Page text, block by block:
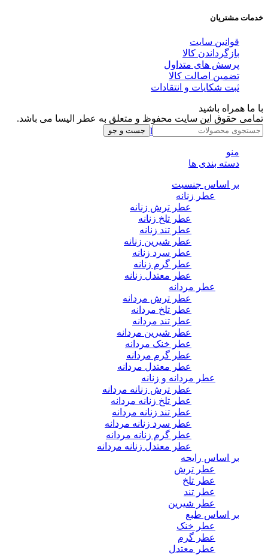
خدمات مشتریان
قوانین سایت
بازگرداندن کالا
پرسش های متداول
تضمین اصالت کالا
ثبت شکایات و انتقادات
با ما همراه باشید
Telegram Whatsapp Instagram
تمامی حقوق این سایت محفوظ و متعلق به عطر الیسا می باشد.
جست و جو
منو
دسته بندی ها
بر اساس جنسیت
عطر زنانه
عطر ترش زنانه
عطر تلخ زنانه
عطر تند زنانه
عطر شیرین زنانه
عطر سرد زنانه
عطر گرم زنانه
عطر معتدل زنانه
عطر مردانه
عطر ترش مردانه
عطر تلخ مردانه
عطر تند مردانه
عطر شیرین مردانه
عطر خنک مردانه
عطر گرم مردانه
عطر معتدل مردانه
عطر مردانه و زنانه
عطر ترش زنانه مردانه
عطر تلخ زنانه مردانه
عطر تند زنانه مردانه
عطر سرد زنانه مردانه
عطر گرم زنانه مردانه
عطر معتدل زنانه مردانه
بر اساس رایحه
عطر ترش
عطر تلخ
عطر تند
عطر شیرین
بر اساس طبع
عطر خنک
عطر گرم
عطر معتدل